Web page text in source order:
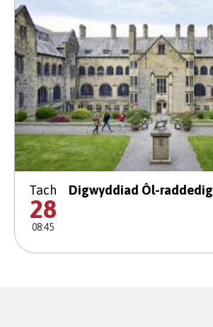
Tach
28
08:45
Digwyddiad Ôl-raddedig